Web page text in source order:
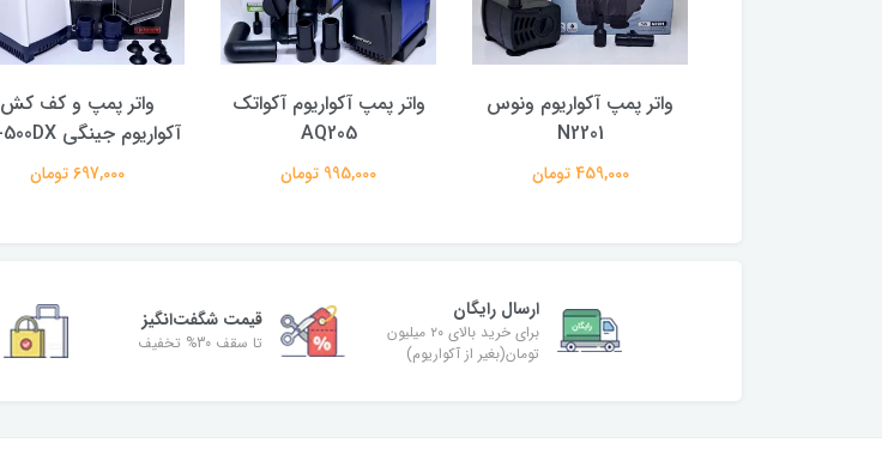
واتر پمپ آکواریوم ونوس
N2201
459,000 تومان
واتر پمپ آکواریوم آکواتک
AQ205
995,000 تومان
واتر پمپ و کف کش
آکواریوم جینگی LV-500DX
697,000 تومان
ارسال رایگان
برای خرید بالای ۲۰ میلیون
تومان(بغیر از آکواریوم)
قیمت شگفت‌انگیز
تا سقف 30% تخفیف